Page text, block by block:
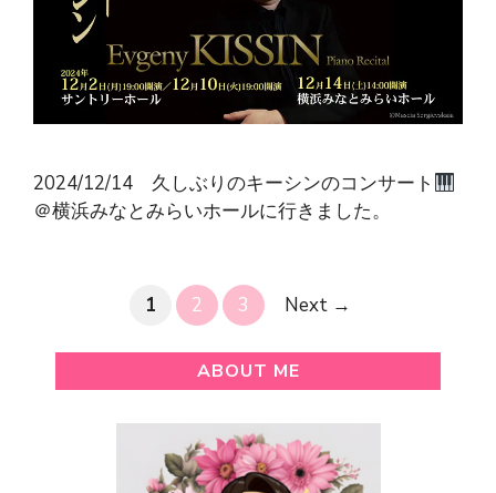
2024/12/14 久しぶりのキーシンのコンサート
＠横浜みなとみらいホールに行きました。
Page
1 Page
2 Page
3 Next →
ABOUT ME